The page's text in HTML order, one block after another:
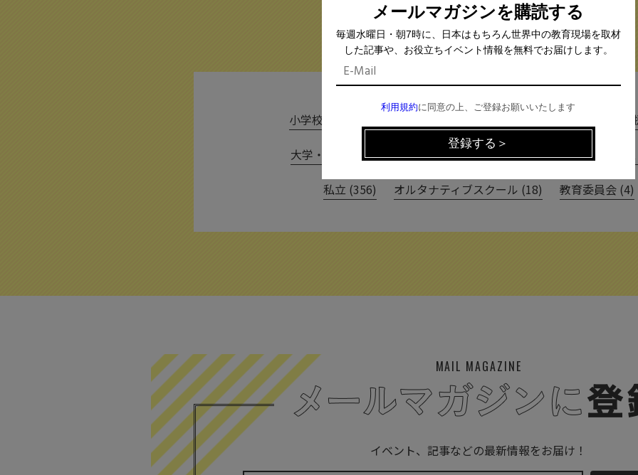
小学校 (293) 特別
大学・専門学校 (17) 保育園・幼稚園 (1) 民間企業 (63)
私立 (356) オルタナティブスクール (18) 教育委員会 (4)
MAIL MAGAZINE
イベント、記事などの最新情報をお届け！
メールマガジンを購読する
毎週水曜日・朝7時に、日本はもちろん世界中の教育現場を取材
した記事や、お役立ちイベント情報を無料でお届けします。
利用規約に同意の上、ご登録お願いいたします